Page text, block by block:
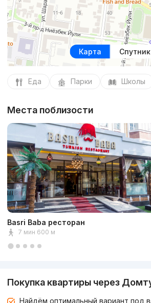
Карта Спутник
Еда Парки Школы
Места поблизости
Basri Baba ресторан
7 мин 600 м
Покупка квартиры через
Найдём оптимальный вариант под